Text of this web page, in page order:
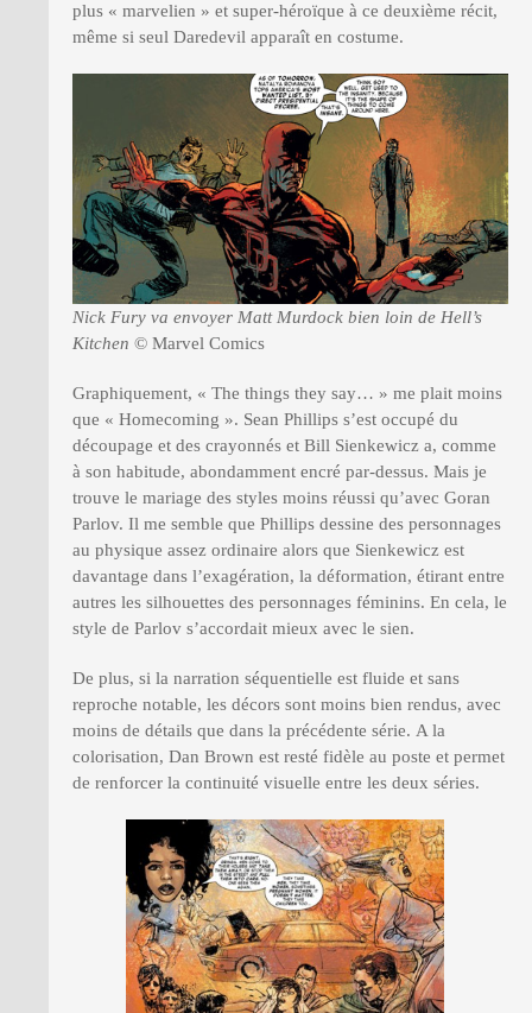
plus « marvelien » et super-héroïque à ce deuxième récit,
même si seul Daredevil apparaît en costume.
Nick Fury va envoyer Matt Murdock bien loin de Hell’s
Kitchen © Marvel Comics
Graphiquement, « The things they say… » me plait moins
que « Homecoming ». Sean Phillips s’est occupé du
découpage et des crayonnés et Bill Sienkewicz a, comme
à son habitude, abondamment encré par-dessus. Mais je
trouve le mariage des styles moins réussi qu’avec Goran
Parlov. Il me semble que Phillips dessine des personnages
au physique assez ordinaire alors que Sienkewicz est
davantage dans l’exagération, la déformation, étirant entre
autres les silhouettes des personnages féminins. En cela, le
style de Parlov s’accordait mieux avec le sien.
De plus, si la narration séquentielle est fluide et sans
reproche notable, les décors sont moins bien rendus, avec
moins de détails que dans la précédente série. A la
colorisation, Dan Brown est resté fidèle au poste et permet
de renforcer la continuité visuelle entre les deux séries.